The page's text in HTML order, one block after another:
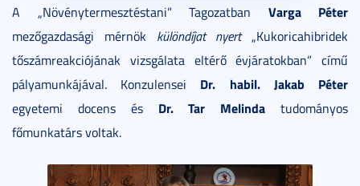
A „Növénytermesztéstani” Tagozatban Varga Péter
mezőgazdasági mérnök különdíjat nyert„Kukoricahibridek
tőszámreakciójának vizsgálata eltérő évjáratokban” című
pályamunkájával. Konzulensei Dr. habil. Jakab Péter
egyetemi docens és Dr. Tar Melinda tudományos
főmunkatárs voltak.